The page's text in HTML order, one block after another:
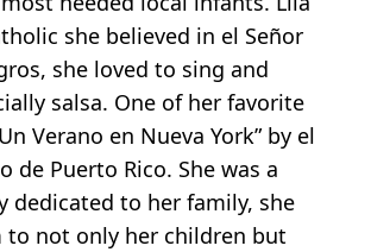
she believed in el Señor
she loved to sing and
salsa. One of her favorite
Verano en Nueva York” by el
de Puerto Rico. She was a
dedicated to her family, she
to not only her children but